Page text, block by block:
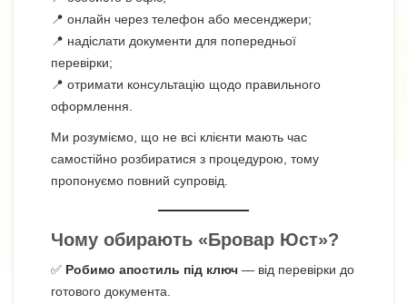
📍 онлайн через телефон або месенджери;
📍 надіслати документи для попередньої
перевірки;
📍 отримати консультацію щодо правильного
оформлення.
Ми розуміємо, що не всі клієнти мають час
самостійно розбиратися з процедурою, тому
пропонуємо повний супровід.
Чому обирають «Бровар Юст»?
✅ Робимо апостиль під ключ — від перевірки до
готового документа.